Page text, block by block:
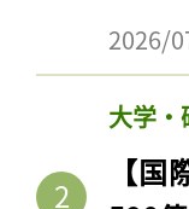
2026/
大学・
【